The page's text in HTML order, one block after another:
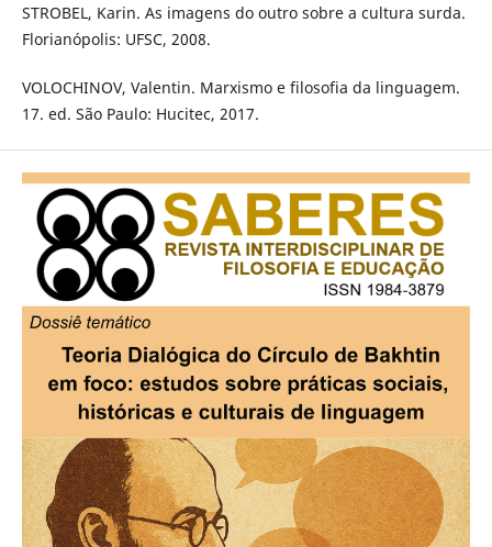
STROBEL, Karin. As imagens do outro sobre a cultura surda.
Florianópolis: UFSC, 2008.
VOLOCHINOV, Valentin. Marxismo e filosofia da linguagem.
17. ed. São Paulo: Hucitec, 2017.